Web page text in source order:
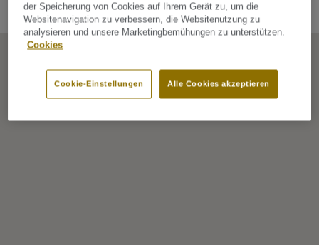
Horstring 14, 76829, Landau, Bayern, Germany
der Speicherung von Cookies auf Ihrem Gerät zu, um die
Websitenavigation zu verbessern, die Websitenutzung zu
analysieren und unsere Marketingbemühungen zu unterstützen.
Cookies
Alle Cookies akzeptieren
Cookie-Einstellungen